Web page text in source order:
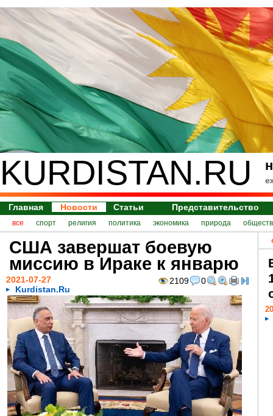
KURDISTAN.RU
Главная Новости Статьи Представительство
все спорт религия политика экономика природа
США завершат боевую
миссию в Ираке к январю
2109 0
2021-07-27
Kurdistan.Ru